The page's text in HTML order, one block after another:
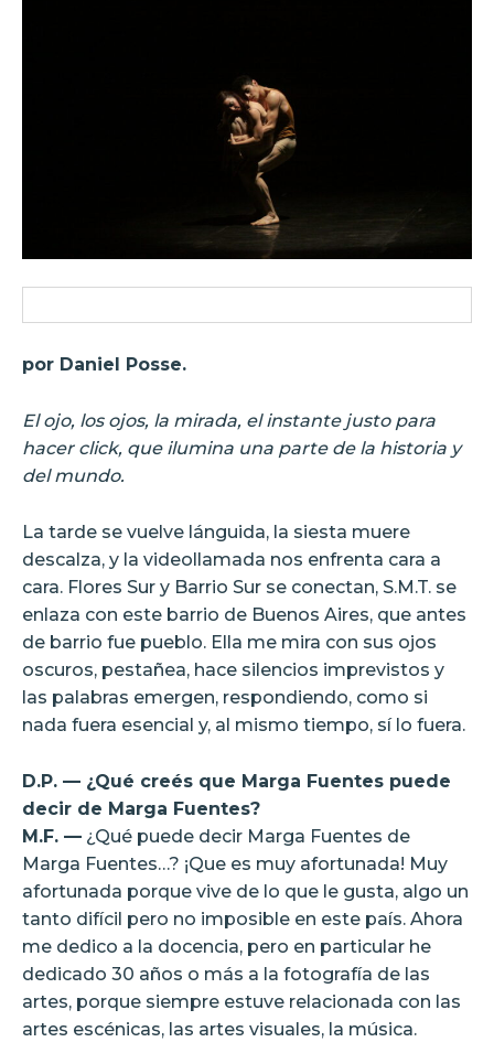
por Daniel Posse.
El ojo, los ojos, la mirada, el instante justo para
hacer click, que ilumina una parte de la historia y
del mundo.
La tarde se vuelve lánguida, la siesta muere
descalza, y la videollamada nos enfrenta cara a
cara. Flores Sur y Barrio Sur se conectan, S.M.T. se
enlaza con este barrio de Buenos Aires, que antes
de barrio fue pueblo. Ella me mira con sus ojos
oscuros, pestañea, hace silencios imprevistos y
las palabras emergen, respondiendo, como si
nada fuera esencial y, al mismo tiempo, sí lo fuera.
D.P. — ¿Qué creés que Marga Fuentes puede
decir de Marga Fuentes?
M.F. — ¿Qué puede decir Marga Fuentes de
Marga Fuentes…? ¡Que es muy afortunada! Muy
afortunada porque vive de lo que le gusta, algo un
tanto difícil pero no imposible en este país. Ahora
me dedico a la docencia, pero en particular he
dedicado 30 años o más a la fotografía de las
artes, porque siempre estuve relacionada con las
artes escénicas, las artes visuales, la música.